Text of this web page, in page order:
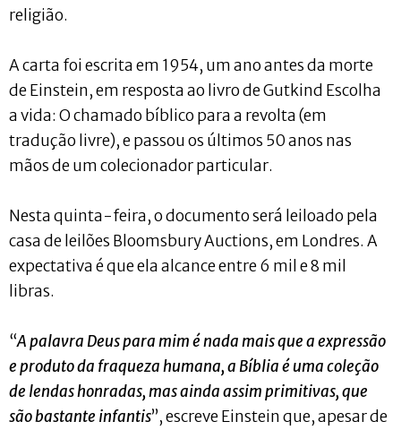
religião.
A carta foi escrita em 1954, um ano antes da morte
de Einstein, em resposta ao livro de Gutkind Escolha
a vida: O chamado bíblico para a revolta (em
tradução livre), e passou os últimos 50 anos nas
mãos de um colecionador particular.
Nesta quinta-feira, o documento será leiloado pela
casa de leilões Bloomsbury Auctions, em Londres. A
expectativa é que ela alcance entre 6 mil e 8 mil
libras.
“A palavra Deus para mim é nada mais que a expressão
e produto da fraqueza humana, a Bíblia é uma coleção
de lendas honradas, mas ainda assim primitivas, que
são bastante infantis”, escreve Einstein que, apesar de